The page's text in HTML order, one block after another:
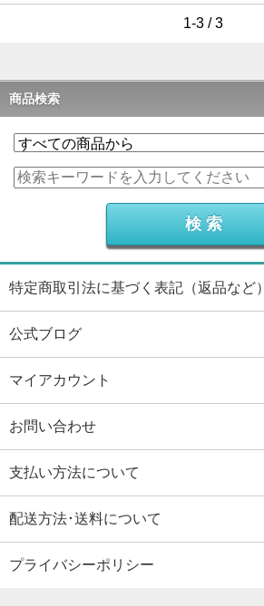
1-3 / 3
商品検索
特定商取引法に基づく表記（返品など）
公式ブログ
マイアカウント
お問い合わせ
支払い方法について
配送方法･送料について
プライバシーポリシー